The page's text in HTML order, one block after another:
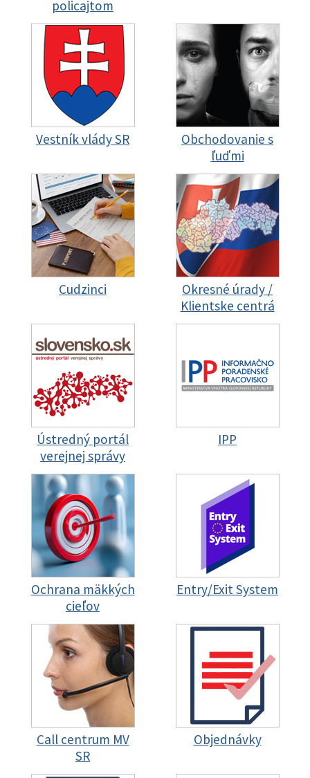
policajtom
Vestník vlády SR
Obchodovanie s
ľuďmi
Cudzinci
Okresné úrady /
Klientske centrá
Ústredný portál
verejnej správy
IPP
Ochrana mäkkých
cieľov
Entry/Exit System
Call centrum MV
SR
Objednávky